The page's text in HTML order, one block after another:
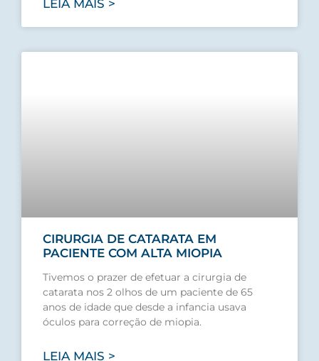
LEIA MAIS >
CIRURGIA DE CATARATA EM
PACIENTE COM ALTA MIOPIA
Tivemos o prazer de efetuar a cirurgia de
catarata nos 2 olhos de um paciente de 65
anos de idade que desde a infancia usava
óculos para correção de miopia.
LEIA MAIS >